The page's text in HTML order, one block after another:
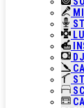
Cauta un
Cauta un
DJ